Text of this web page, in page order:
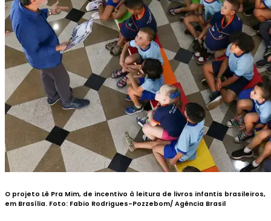
O projeto Lê Pra Mim, de incentivo à leitura de livros infantis brasileiros,
em Brasília. Foto: Fabio Rodrigues-Pozzebom/ Agência Brasil